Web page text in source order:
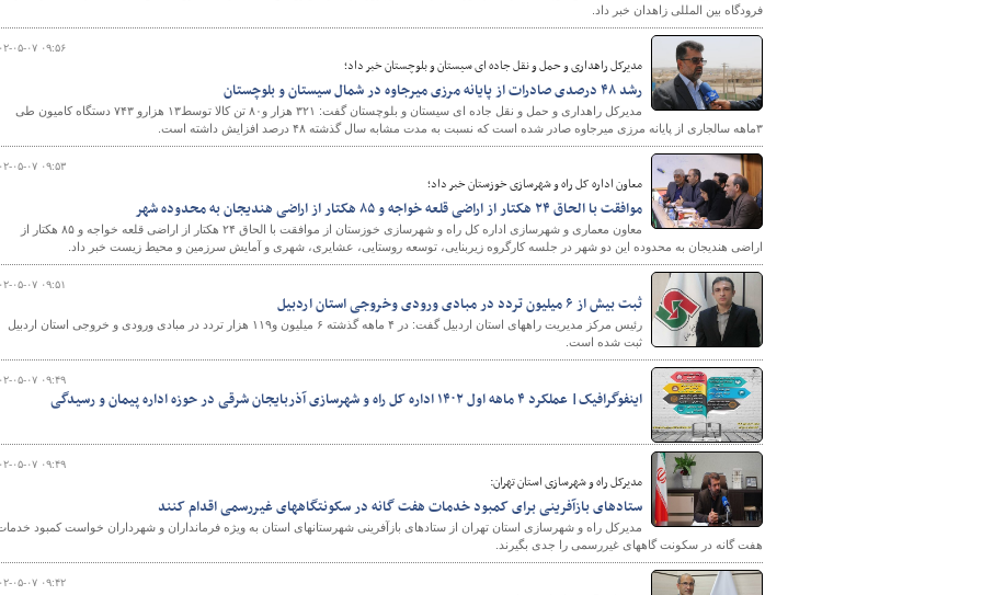
فرودگاه بین المللی زاهدان خبر داد.
۱۴۰۲-۰۵-۰۷
مدیرکل راهداری و حمل و نقل جاده ای سیستان و بلوچستان خبر داد؛
رشد ۴۸ درصدی صادرات از پایانه مرزی میرجاوه در شمال سیستان و بلوچستان
مدیرکل راهداری و حمل و نقل جاده ای سیستان و بلوچستان گفت: ۳۲۱ هزار و۸۰ تن کالا توسط۱۳ هزارو ۷۴۳ دستگاه کامیون طی
۳ماهه سالجاری از پایانه مرزی میرجاوه صادر شده است که نسبت به مدت مشابه سال گذشته ۴۸ درصد افزایش داشته است.
۱۴۰۲-۰۵-۰۷
معاون اداره کل راه و شهرسازی خوزستان خبر داد؛
موافقت با الحاق ۲۴ هکتار از اراضی قلعه خواجه و ۸۵ هکتار از اراضی هندیجان به محدوده شهر
معاون معماری و شهرسازی اداره کل راه و شهرسازی خوزستان از موافقت با الحاق ۲۴ هکتار از اراضی قلعه خواجه و ۸۵ هکتار از
اراضی هندیجان به محدوده این دو شهر در جلسه کارگروه زیربنایی، توسعه روستایی، عشایری، شهری و آمایش سرزمین و محیط زیست خبر داد.
۱۴۰۲-۰۵-۰۷
ثبت بیش از ۶ میلیون تردد در مبادی ورودی وخروجی استان اردبیل
رئیس مرکز مدیریت راههای استان اردبیل گفت: در ۴ ماهه گذشته ۶ میلیون و۱۱۹ هزار تردد در مبادی ورودی و خروجی استان اردبیل
ثبت شده است.
۱۴۰۲-۰۵-۰۷
اینفوگرافیک| عملکرد ۴ ماهه اول ۱۴۰۲ اداره کل راه و شهرسازی آذربایجان شرقی در حوزه اداره پیمان و رسیدگی
۱۴۰۲-۰۵-۰۷
مدیرکل راه و شهرسازی استان تهران:
ستادهای بازآفرینی برای کمبود خدمات هفت گانه در سکونتگاههای غیررسمی اقدام کنند
مدیرکل راه و شهرسازی استان تهران از ستادهای بازآفرینی شهرستانهای استان به ویژه فرمانداران و شهرداران خواست کمبود
هفت گانه در سکونت گاههای غیررسمی را جدی بگیرند.
۱۴۰۲-۰۵-۰۷